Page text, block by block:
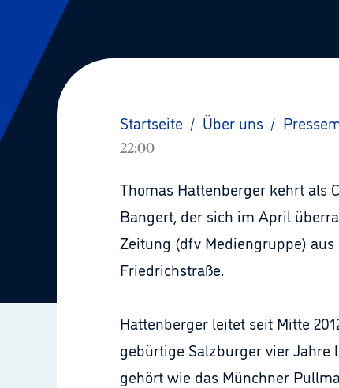
Startseite / Über uns /
22:00
Thomas Hattenberger kehrt als
Bangert, der sich im April
Zeitung (dfv Mediengruppe)
Friedrichstraße.
Hattenberger leitet seit Mitte
gebürtige Salzburger vier
gehört wie das Münchner